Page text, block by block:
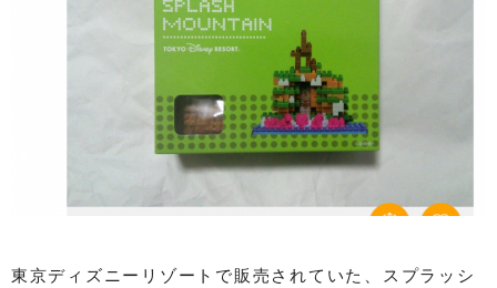
東京ディズニーリゾートで販売されていた、スプラッシ